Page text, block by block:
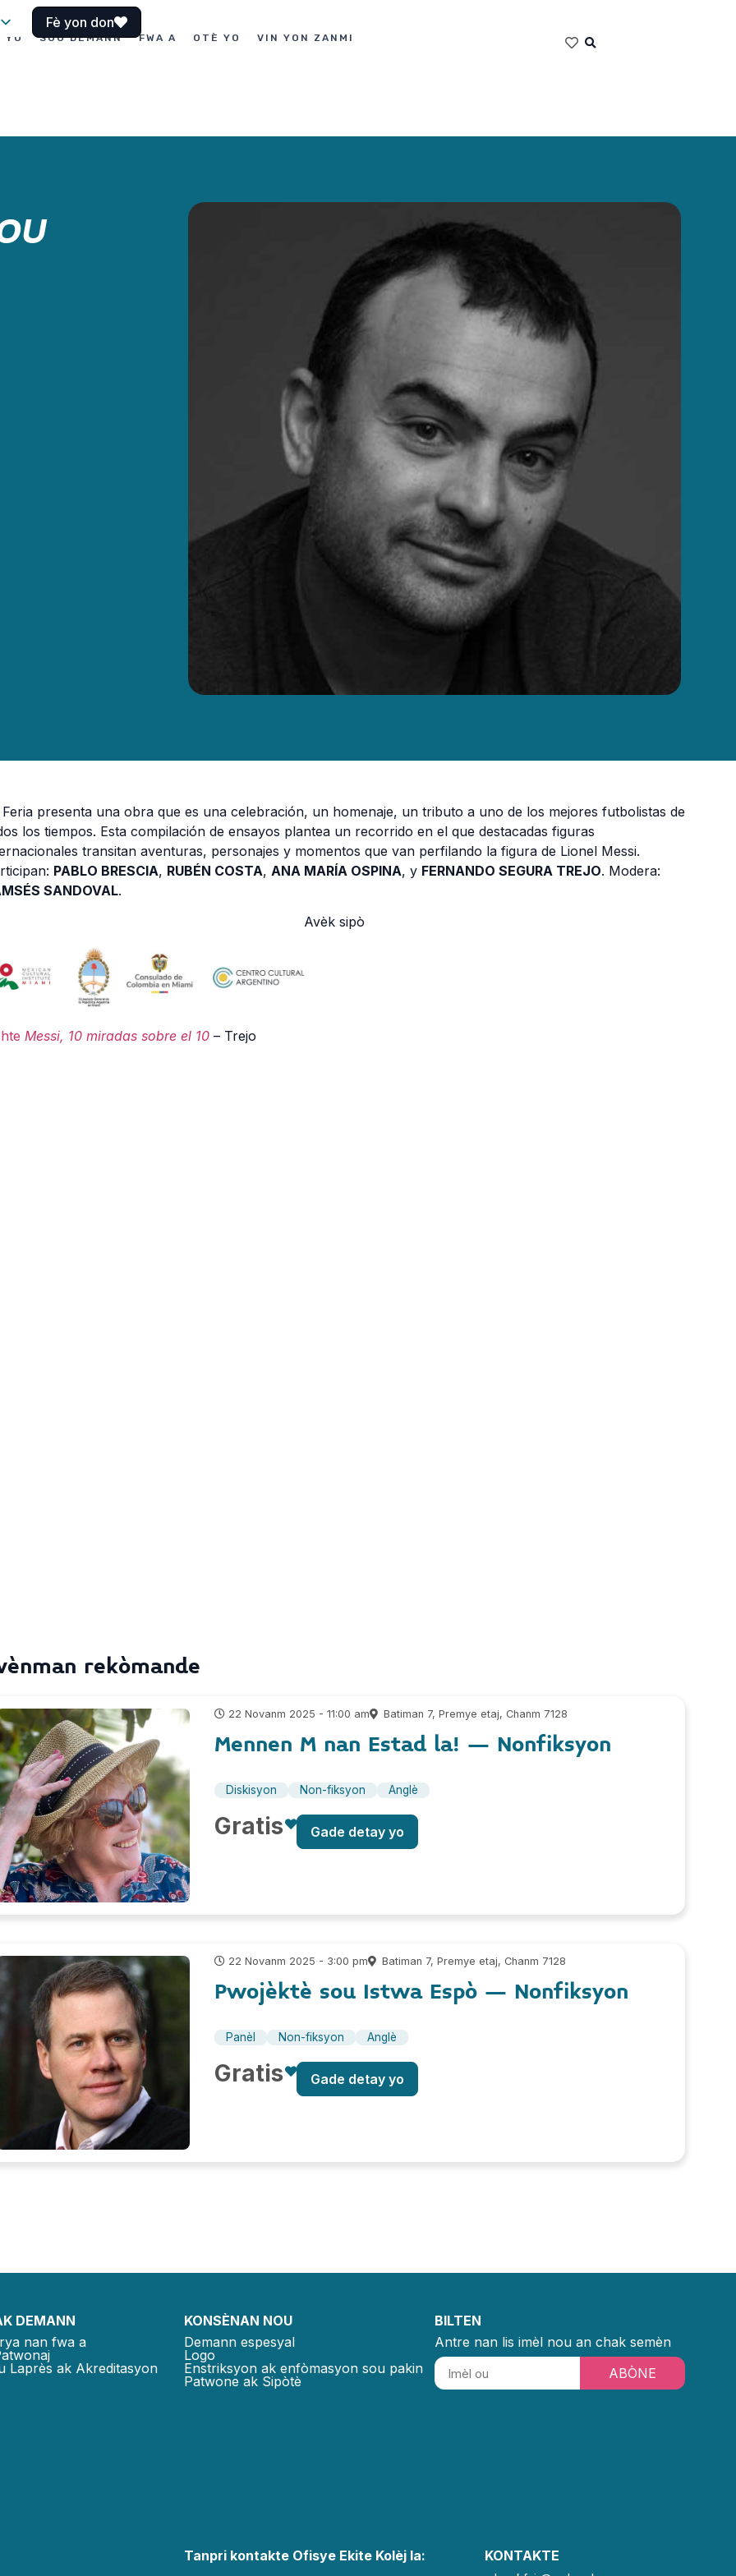
Fè yon don
YO SOU DEMANN FWA A OTÈ YO VIN YON ZANMI
Feria presenta una obra que es una celebración, un homenaje, un tributo a uno de los mejores futbolistas de
los tiempos. Esta compilación de ensayos plantea un recorrido en el que destacadas figuras
transitan aventuras, personajes y momentos que van perfilando la figura de Lionel Messi.
PABLO BRESCIA, RUBÉN COSTA, ANA MARÍA OSPINA, y FERNANDO SEGURA TREJO. Modera:
SANDOVAL.
Avèk sipò
Messi, 10 miradas sobre el 10 – Trejo
rekòmande
22 Novanm 2025 - 11:00 am Batiman 7, Premye etaj, Chanm 7128
Mennen M nan Estad la! – Nonfiksyon
Diskisyon Non-fiksyon Anglè
Gratis Gade detay yo
22 Novanm 2025 - 3:00 pm Batiman 7, Premye etaj, Chanm 7128
Pwojèktè sou Istwa Espò – Nonfiksyon
Panèl Non-fiksyon Anglè
Gratis Gade detay yo
DEMANN
nan fwa a
Laprès ak Akreditasyon
KONSÈNAN NOU
Demann espesyal
Logo
Enstriksyon ak enfòmasyon sou pakin
Patwone ak Sipòtè
BILTEN
Antre nan lis imèl nou an chak semèn
ABÒNE
Tanpri kontakte Ofisye Ekite Kolèj la: KONTAKTE